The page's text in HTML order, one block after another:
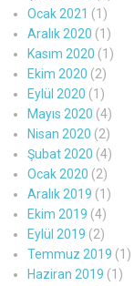
Ocak 2021 (1)
Aralık 2020 (1)
Kasım 2020 (1)
Ekim 2020 (2)
Eylül 2020 (1)
Mayıs 2020 (4)
Nisan 2020 (2)
Şubat 2020 (4)
Ocak 2020 (2)
Aralık 2019 (1)
Ekim 2019 (4)
Eylül 2019 (2)
Temmuz 2019 (1)
Haziran 2019 (1)